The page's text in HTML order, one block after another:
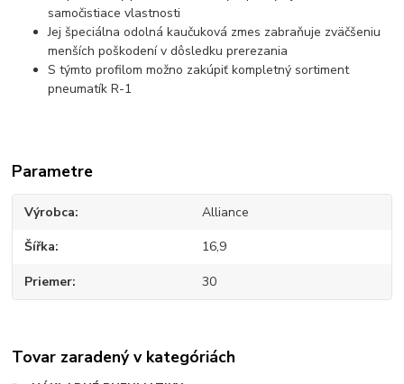
samočistiace vlastnosti
Jej špeciálna odolná kaučuková zmes zabraňuje zväčšeniu
menších poškodení v dôsledku prerezania
S týmto profilom možno zakúpiť kompletný sortiment
pneumatík R-1
Parametre
Výrobca Alliance
Šířka 16,9
Priemer 30
Tovar zaradený v kategóriách